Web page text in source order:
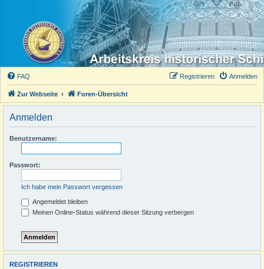
FAQ Anmelden
Registrieren
Zur Webseite Foren-Übersicht
Anmelden
Benutzername:
Passwort:
Ich habe mein Passwort vergessen
Angemeldet bleiben
Meinen Online-Status während dieser Sitzung verbergen
REGISTRIEREN